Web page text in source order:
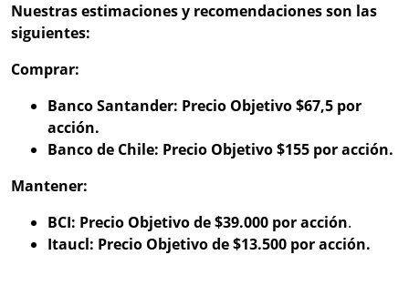
Nuestras estimaciones y recomendaciones son las
siguientes:
Comprar:
Banco Santander: Precio Objetivo $67,5 por
acción.
Banco de Chile: Precio Objetivo $155 por acción.
Mantener:
BCI: Precio Objetivo de $39.000 por acción.
Itaucl: Precio Objetivo de $13.500 por acción.